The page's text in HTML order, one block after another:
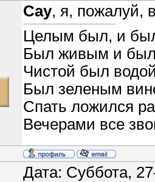
Сау, я, пожалуй,
Целым был, и
Был живым и
Чистой был
Был зеленым
Спать ложился
Вечерами все
Дата: Суббота,